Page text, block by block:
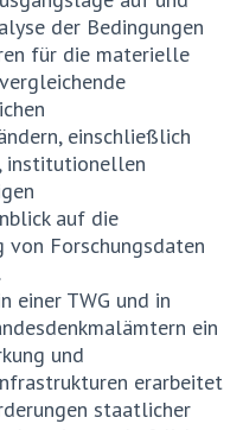
der Bedingungen
für die materielle
einschließlich
institutionellen
auf die
Forschungsdaten
einer TWG und in
ein
und
erarbeitet
staatlicher